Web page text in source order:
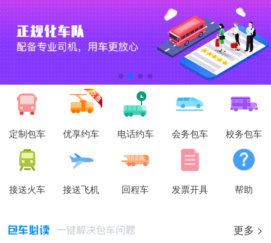
定制包车 优享约车 电话约车 会务包车 校务包车
接送火车 接送飞机 回程车 发票开具 帮助
更多 >